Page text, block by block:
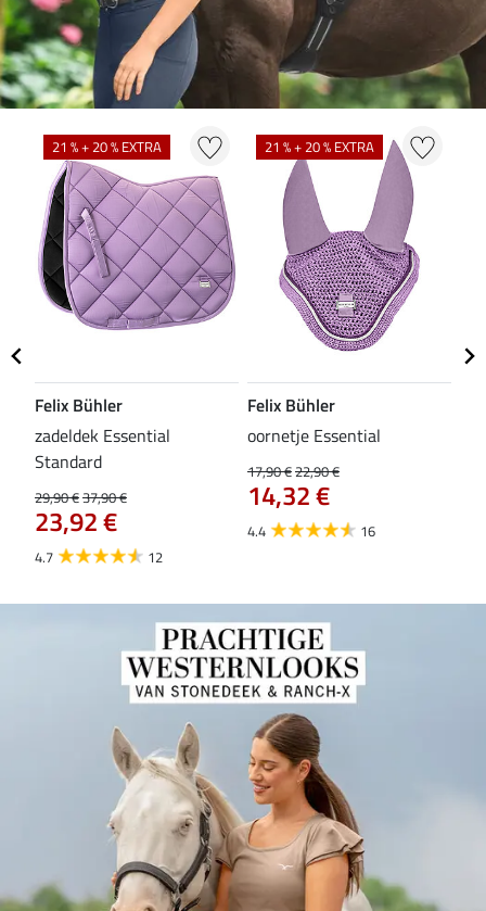
21 % + 20 % EXTRA
Felix Bühler
zadeldek Essential
Standard
29,90 €37,90 €
23,92 €
4.7 12
21 % + 20 % EXTRA
Felix Bühler
oornetje Essential
17,90 €22,90 €
14,32 €
4.4 16